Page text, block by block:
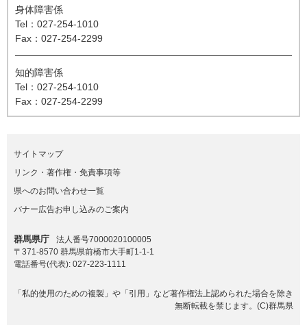
身体障害係
Tel：027-254-1010
Fax：027-254-2299
知的障害係
Tel：027-254-1010
Fax：027-254-2299
サイトマップ
リンク・著作権・免責事項等
県へのお問い合わせ一覧
バナー広告お申し込みのご案内
群馬県庁
法人番号7000020100005
〒371-8570 群馬県前橋市大手町1-1-1
電話番号(代表): 027-223-1111
「私的使用のための複製」や「引用」など著作権法上認められた場合を除き
無断転載を禁じます。(C)群馬県